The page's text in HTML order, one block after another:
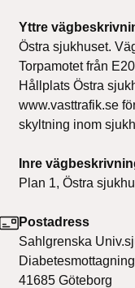
Yttre
Östra sjukhuset.
Torpamotet från
Hållplats Östra
www.vasttrafik.se
skyltning inom
Inre
Plan 1, Östra
Postadress
Sahlgrenska
41685 Göteborg